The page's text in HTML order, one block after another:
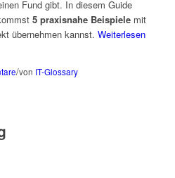
Fund gibt. In diesem Guide
5 praxisnahe Beispielemit
übernehmen kannst. Weiterlesen
/von IT-Glossary